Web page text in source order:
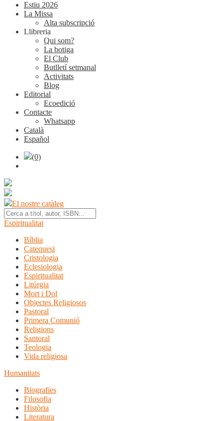
Estiu 2026
La Missa
Alta subscripció
Llibreria
Qui som?
La botiga
El Club
Butlletí setmanal
Activitats
Blog
Editorial
Ecoedició
Contacte
Whatsapp
Català
Español
(0)
El nostre catàleg
Espiritualitat
Bíblia
Catequesi
Cristologia
Eclesiologia
Espiritualitat
Litúrgia
Mort i Dol
Objectes Religiosos
Pastoral
Primera Comunió
Religions
Santoral
Teologia
Vida religiosa
Humanitats
Biografies
Filosofia
Història
Literatura